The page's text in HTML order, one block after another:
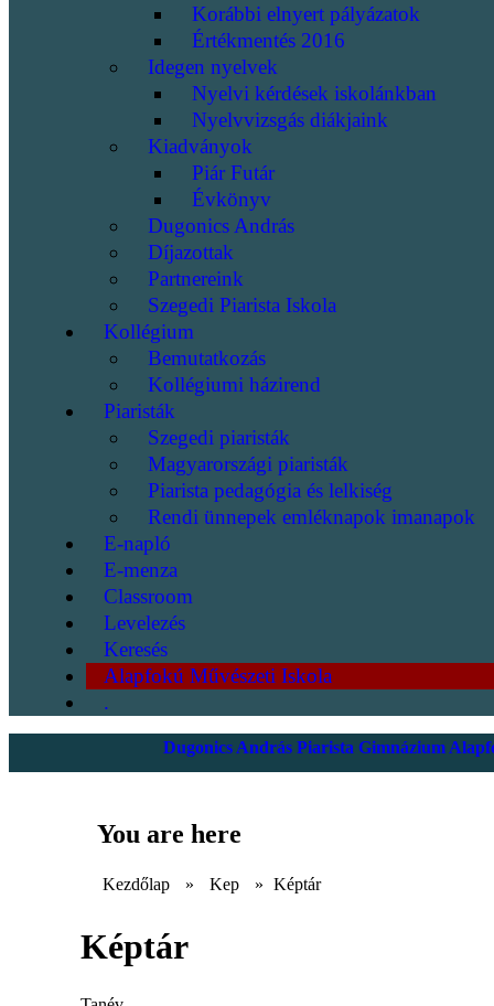
Korábbi elnyert pályázatok
Értékmentés 2016
Idegen nyelvek
Nyelvi kérdések iskolánkban
Nyelvvizsgás diákjaink
Kiadványok
Piár Futár
Évkönyv
Dugonics András
Díjazottak
Partnereink
Szegedi Piarista Iskola
Kollégium
Bemutatkozás
Kollégiumi házirend
Piaristák
Szegedi piaristák
Magyarországi piaristák
Piarista pedagógia és lelkiség
Rendi ünnepek emléknapok imanapok
E-napló
E-menza
Classroom
Levelezés
Keresés
Alapfokú Művészeti Iskola
.
Dugonics András Piarista Gimnázium
You are here
Kezdőlap » Kep » Képtár
Képtár